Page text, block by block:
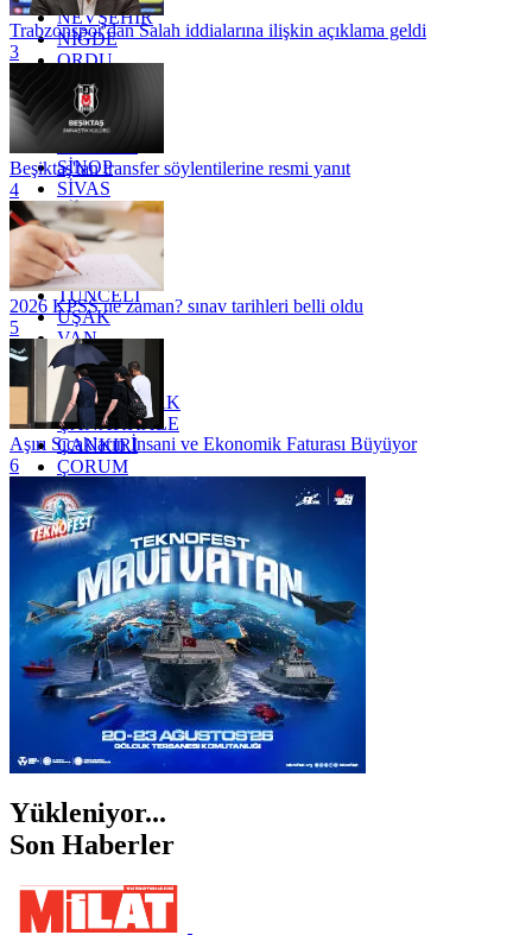
NEVŞEHİR
NİĞDE
ORDU
OSMANİYE
RİZE
SAKARYA
SİNOP
SİVAS
SİİRT
TEKİRDAĞ
TOKAT
TRABZON
TUNCELİ
UŞAK
VAN
YALOVA
YOZGAT
ZONGULDAK
ÇANAKKALE
ÇANKIRI
ÇORUM
İSTANBUL
İZMİR
ŞANLIURFA
ŞIRNAK
Trabzonspor'dan Salah iddialarına ilişkin açıklama geldi
3
Beşiktaş'tan transfer söylentilerine resmi yanıt
4
2026 KPSS ne zaman? sınav tarihleri belli oldu
5
Aşırı Sıcakların İnsani ve Ekonomik Faturası Büyüyor
6
Yükleniyor...
Son Haberler